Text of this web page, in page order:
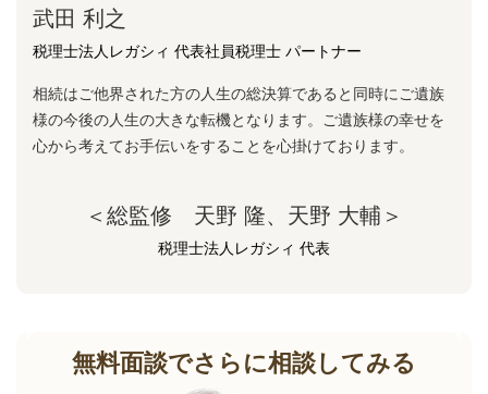
武田 利之
税理士法人レガシィ 代表社員税理士 パートナー
相続はご他界された方の人生の総決算であると同時にご遺族
様の今後の人生の大きな転機となります。ご遺族様の幸せを
心から考えてお手伝いをすることを心掛けております。
＜総監修 天野 隆、天野 大輔＞
税理士法人レガシィ 代表
無料面談でさらに相談してみる